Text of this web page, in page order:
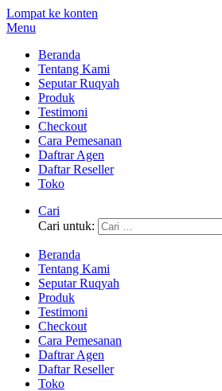
Lompat ke konten
Menu
Beranda
Tentang Kami
Seputar Ruqyah
Produk
Testimoni
Checkout
Cara Pemesanan
Daftrar Agen
Daftar Reseller
Toko
Cari
Cari untuk:
Beranda
Tentang Kami
Seputar Ruqyah
Produk
Testimoni
Checkout
Cara Pemesanan
Daftrar Agen
Daftar Reseller
Toko